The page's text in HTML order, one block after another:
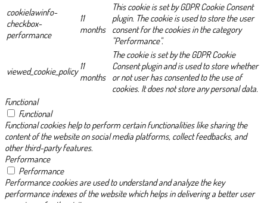
cookielawinfo-
checkbox-
performance
11
months
This cookie is set by GDPR Cookie Consent
plugin. The cookie is used to store the user
consent for the cookies in the category
"Performance".
viewed_cookie_policy 11
months
The cookie is set by the GDPR Cookie
Consent plugin and is used to store whether
or not user has consented to the use of
cookies. It does not store any personal data.
Functional
Functional
Functional cookies help to perform certain functionalities like sharing the
content of the website on social media platforms, collect feedbacks, and
other third-party features.
Performance
Performance
Performance cookies are used to understand and analyze the key
performance indexes of the website which helps in delivering a better user